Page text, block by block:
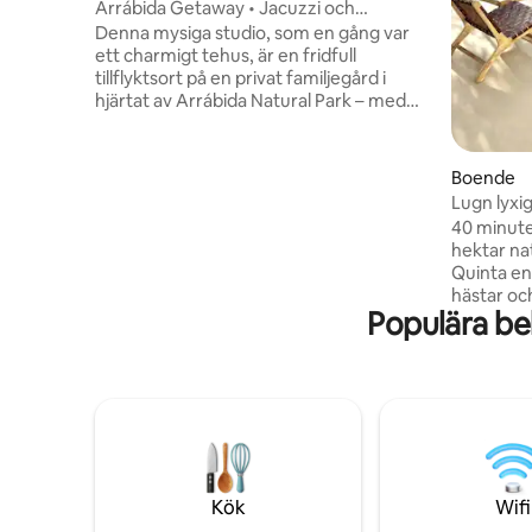
Arrábida Getaway • Jacuzzi och
bergsutsikt
Denna mysiga studio, som en gång var
ett charmigt tehus, är en fridfull
tillflyktsort på en privat familjegård i
hjärtat av Arrábida Natural Park – med
Livramento för att köpa färsk fisk och
Boende
Lugn
utsikt
40
hektar
Quinta
hästar
Azeitão
Denna
spis.
som
tillflyktsort.
Populära
Kök Wifi